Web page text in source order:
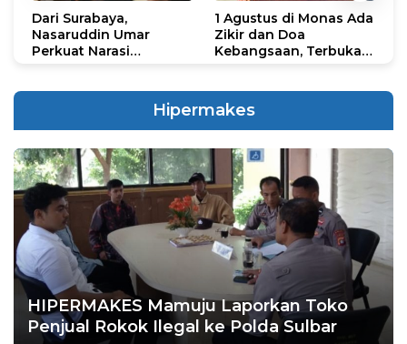
Dari Surabaya,
Nasaruddin Umar
Perkuat Narasi
1 Agustus di Monas Ada
Zikir dan Doa
Kebangsaan, Terbuka
Hipermakes
HIPERMAKES Mamuju Laporkan Toko
Penjual Rokok Ilegal ke Polda Sulbar